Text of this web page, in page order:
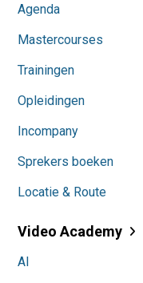
Agenda
Mastercourses
Trainingen
Opleidingen
Incompany
Sprekers boeken
Locatie & Route
Video Academy
AI